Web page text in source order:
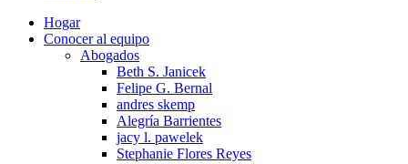
Hogar
Conocer al equipo
Abogados
Beth S. Janicek
Felipe G. Bernal
andres skemp
Alegría Barrientes
jacy l. pawelek
Stephanie Flores Reyes